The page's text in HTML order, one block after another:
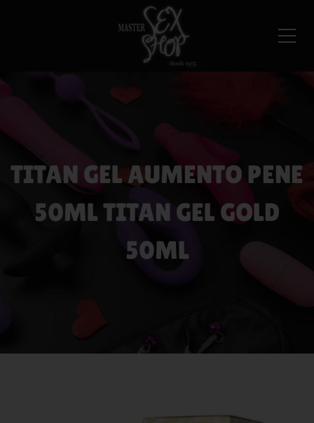
TITAN GEL AUMENTO PENE
50ML TITAN GEL GOLD
50ML